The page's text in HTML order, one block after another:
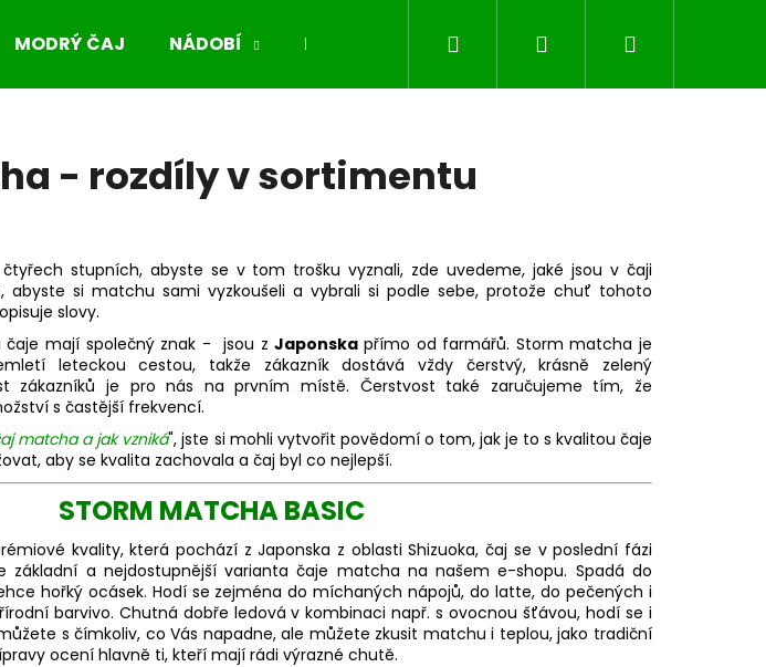
MODRÝ ČAJ NÁDOBÍ DÁRKOVÉ POUKAZY Vše o matche
Hledat PřihlášeníNákupní
- rozdíly v sortimentu
stupních, abyste se v tom trošku vyznali, zde uvedeme, jaké jsou v čaji
abyste si matchu sami vyzkoušeli a vybrali si podle sebe, protože chuť tohoto
slovy.
mají společný znak - jsou zJaponska přímo od farmářů. Storm matcha je
leteckou cestou, takže zákazník dostává vždy čerstvý, krásně zelený
zákazníků je pro nás na prvním místě. Čerstvost také zaručujeme tím, že
s častější frekvencí.
matcha a jak vzniká", jste si mohli vytvořit povědomí o tom, jak je to s kvalitou čaje
aby se kvalita zachovala a čaj byl co nejlepší.
STORM MATCHA BASIC
kvality, která pochází z Japonska z oblasti Shizuoka, čaj se v poslední fázi
základní a nejdostupnější varianta čaje matcha na našem e-shopu. Spadá do
hořký ocásek. Hodí se zejména do míchaných nápojů, do latte, do pečených i
barvivo. Chutná dobře ledová v kombinaci např. s ovocnou šťávou, hodí se i
s čímkoliv, co Vás napadne, ale můžete zkusit matchu i teplou, jako tradiční
ocení hlavně ti, kteří mají rádi výrazné chutě.
Následující
SET NA PŘÍPRAVU ČAJE MATCHA S
MODROU MISKOU
1 159 Kč